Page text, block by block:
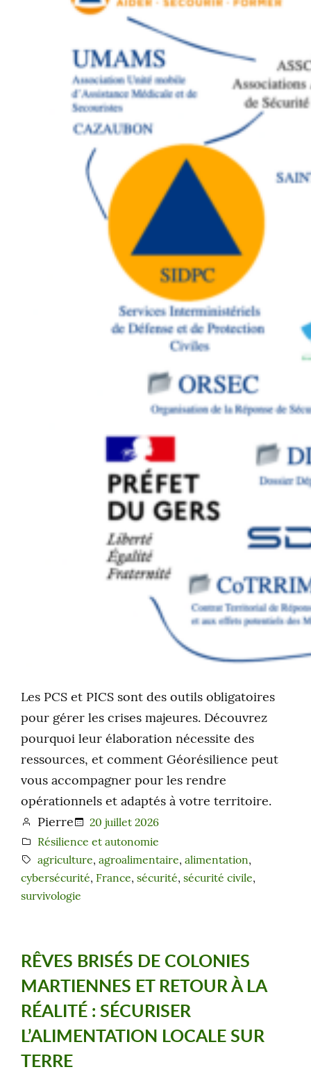
Les PCS et PICS sont des outils obligatoires
pour gérer les crises majeures. Découvrez
pourquoi leur élaboration nécessite des
ressources, et comment Géorésilience peut
vous accompagner pour les rendre
opérationnels et adaptés à votre territoire.
Pierre
20 juillet 2026
Résilience et autonomie
agriculture, agroalimentaire, alimentation,
cybersécurité, France, sécurité, sécurité civile,
survivologie
RÊVES BRISÉS DE COLONIES
MARTIENNES ET RETOUR À LA
RÉALITÉ : SÉCURISER
L’ALIMENTATION LOCALE SUR
TERRE